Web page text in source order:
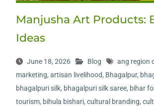
Manjusha Art Products:
Ideas
June 18, 2026 Blog ang region
marketing, artisan livelihood, Bhagalpur,
bhagalpuri silk, bhagalpuri silk saree, bihar
tourism, bihula bishari, cultural branding,